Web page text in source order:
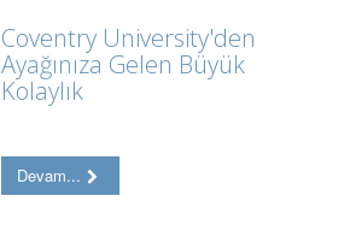
Coventry University'den
Ayağınıza Gelen Büyük
Kolaylık
Devam...